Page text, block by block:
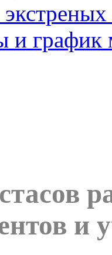
график